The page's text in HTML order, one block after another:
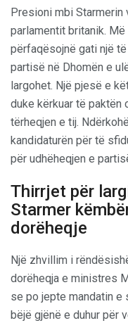
Presioni mbi Starmerin
parlamentit britanik.
përfaqësojnë gati një
partisë në Dhomën e
largohet. Një pjesë e
duke kërkuar të paktën
tërheqjen e tij.
kandidaturën për të
për udhëheqjen e
Thirrjet për
Starmer
dorëheqje
Një zhvillim i
dorëheqja e ministres
se po jepte mandatin e
bëjë gjënë e duhur për